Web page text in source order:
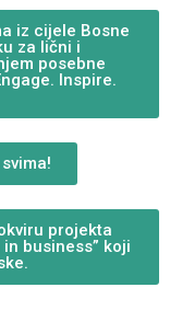
iz cijele Bosne
za lični i
posebne
Inspire.
projekta
in business” koji